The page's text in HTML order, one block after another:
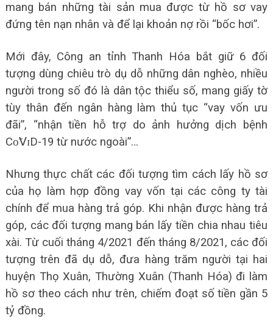
mang bán những tài sản mua được từ hồ sơ vay
đứng tên nạn nhân và để lại khoản nợ rồi “bốc hơi”.
Mới đây, Công an tỉnh Thanh Hóa bắt giữ 6 đối
tượng dùng chiêu trò dụ dỗ những dân nghèo, nhiều
người trong số đó là dân tộc thiểu số, mang giấy tờ
tùy thân đến ngân hàng làm thủ tục “vay vốn ưu
đãi”, “nhận tiền hỗ trợ do ảnh hưởng dịch bệnh
Сᴏ̃𝖵ɪD-19 từ nước ngoài”…
Nhưng thực chất các đối tượng tìm cách lấy hồ sơ
của họ làm hợp đồng vay vốn tại các công ty tài
chính để mua hàng trả góp. Khi nhận được hàng trả
góp, các đối tượng mang bán lấy tiền chia nhau tiêu
xài. Từ cuối tháng 4/2021 đến tháng 8/2021, các đối
tượng trên đã dụ dỗ, đưa hàng trăm người tại hai
huyện Thọ Xuân, Thường Xuân (Thanh Hóa) đi làm
hồ sơ theo cách như trên, chiếm đoạt số tiền gần 5
tỷ đồng.